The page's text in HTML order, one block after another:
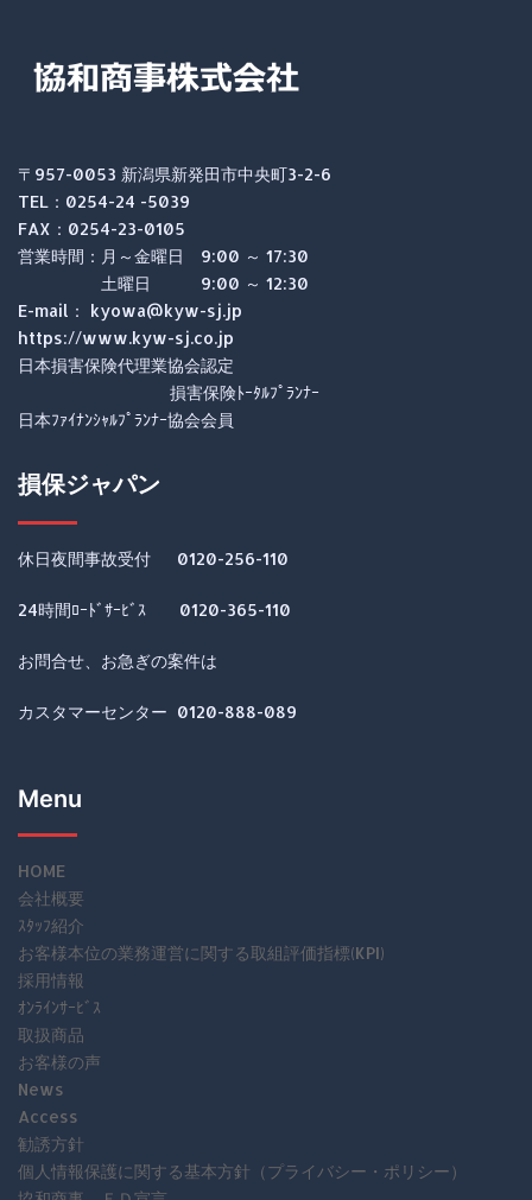
〒957-0053 新潟県新発田市中央町3-2-6
TEL：0254-24 -5039
FAX：0254-23-0105
営業時間：月～金曜日 9:00 ～ 17:30
土曜日 9:00 ～ 12:30
E-mail： kyowa@kyw-sj.jp
https://www.kyw-sj.co.jp
日本損害保険代理業協会認定
損害保険ﾄｰﾀﾙﾌﾟﾗﾝﾅｰ
日本ﾌｧｲﾅﾝｼｬﾙﾌﾟﾗﾝﾅｰ協会会員
損保ジャパン
休日夜間事故受付 0120-256-110
24時間ﾛｰﾄﾞｻｰﾋﾞｽ 0120-365-110
お問合せ、お急ぎの案件は
カスタマーセンター 0120-888-089
Menu
HOME
会社概要
ｽﾀｯﾌ紹介
お客様本位の業務運営に関する取組評価指標(KPI)
採用情報
ｵﾝﾗｲﾝｻｰﾋﾞｽ
取扱商品
お客様の声
News
Access
勧誘方針
個人情報保護に関する基本方針（プライバシー・ポリシー）